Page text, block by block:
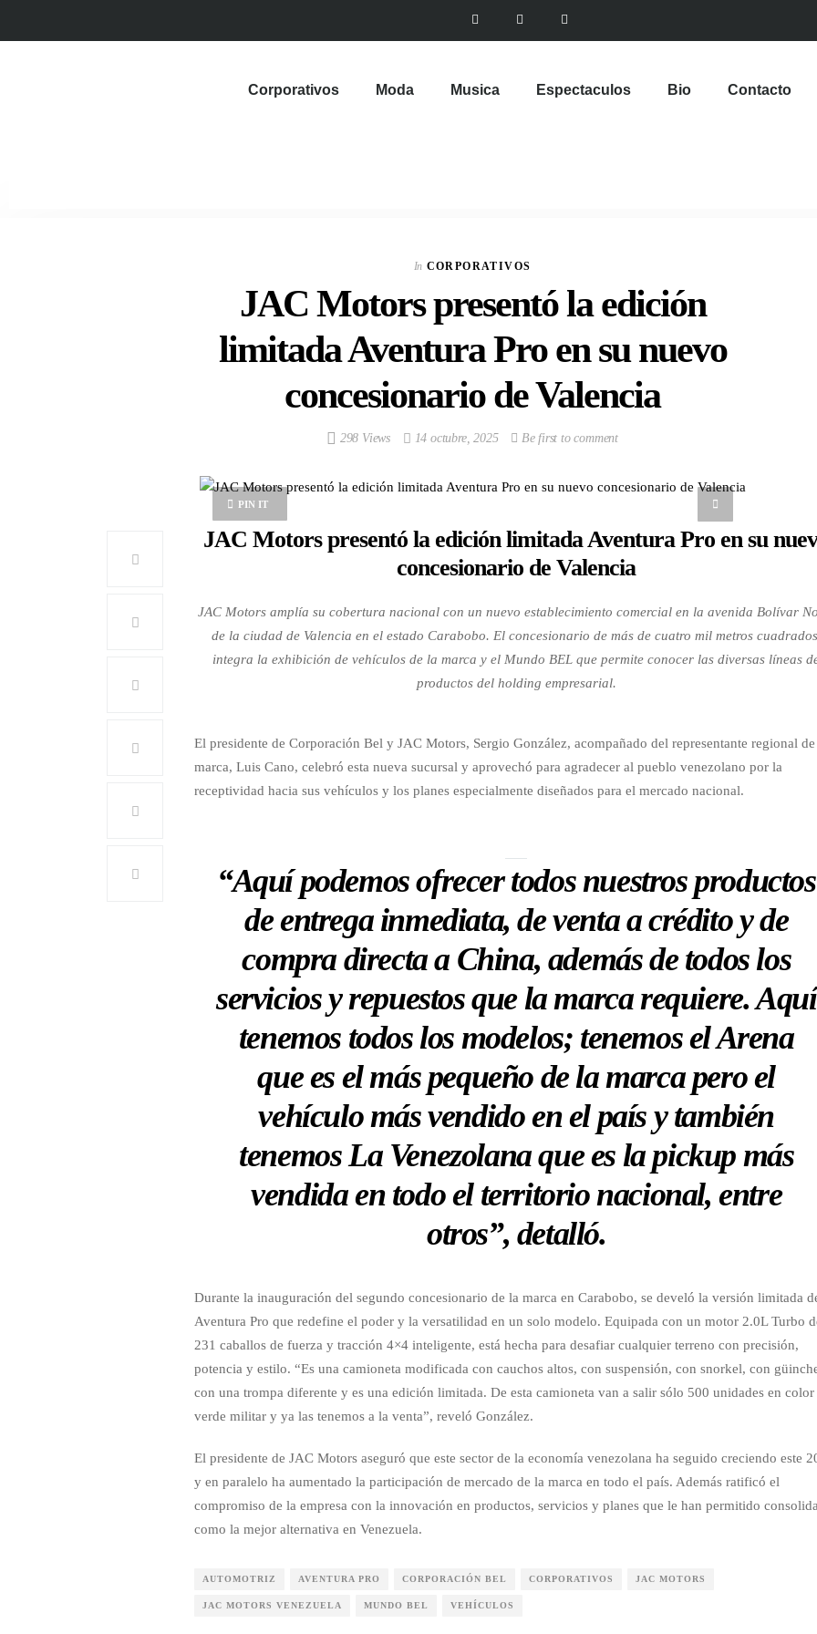
Corporativos Moda Musica Espectaculos Bio Contacto
In CORPORATIVOS
JAC Motors presentó la edición
limitada Aventura Pro en su nuevo
concesionario de Valencia
298 Views 14 octubre, 2025 Be first to comment
PIN IT
JAC Motors presentó la edición limitada Aventura Pro en su
concesionario de Valencia
JAC Motors amplía su cobertura nacional con un nuevo establecimiento comercial en la avenida Bolívar
de la ciudad de Valencia en el estado Carabobo. El concesionario de más de cuatro mil metros cuadrados,
integra la exhibición de vehículos de la marca y el Mundo BEL que permite conocer las diversas líneas
productos del holding empresarial.
El presidente de Corporación Bel y JAC Motors, Sergio González, acompañado del representante regional de
marca, Luis Cano, celebró esta nueva sucursal y aprovechó para agradecer al pueblo venezolano por la
receptividad hacia sus vehículos y los planes especialmente diseñados para el mercado nacional.
“Aquí podemos ofrecer todos nuestros productos
de entrega inmediata, de venta a crédito y de
compra directa a China, además de todos los
servicios y repuestos que la marca requiere. Aquí
tenemos todos los modelos; tenemos el Arena
que es el más pequeño de la marca pero el
vehículo más vendido en el país y también
tenemos La Venezolana que es la pickup más
vendida en todo el territorio nacional, entre
otros”, detalló.
Durante la inauguración del segundo concesionario de la marca en Carabobo, se develó la versión limitada
Aventura Pro que redefine el poder y la versatilidad en un solo modelo. Equipada con un motor 2.0L Turbo
231 caballos de fuerza y tracción 4×4 inteligente, está hecha para desafiar cualquier terreno con precisión,
potencia y estilo. “Es una camioneta modificada con cauchos altos, con suspensión, con snorkel, con
con una trompa diferente y es una edición limitada. De esta camioneta van a salir sólo 500 unidades en color
verde militar y ya las tenemos a la venta”, reveló González.
El presidente de JAC Motors aseguró que este sector de la economía venezolana ha seguido creciendo este
y en paralelo ha aumentado la participación de mercado de la marca en todo el país. Además ratificó el
compromiso de la empresa con la innovación en productos, servicios y planes que le han permitido
como la mejor alternativa en Venezuela.
AUTOMOTRIZ AVENTURA PRO CORPORACIÓN BEL CORPORATIVOS JAC MOTORS
JAC MOTORS VENEZUELA MUNDO BEL VEHÍCULOS